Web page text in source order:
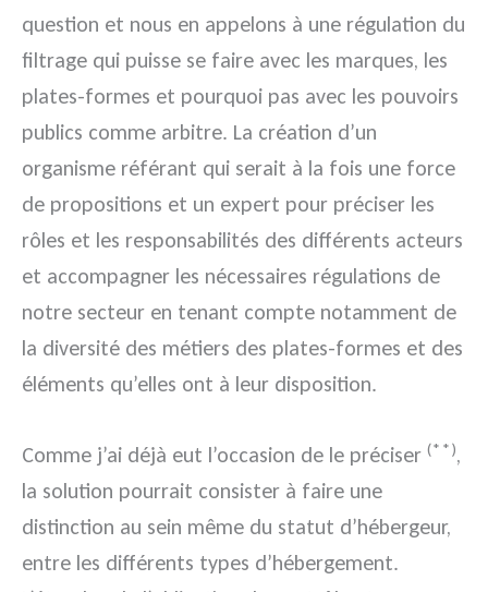
question et nous en appelons à une régulation du
filtrage qui puisse se faire avec les marques, les
plates-formes et pourquoi pas avec les pouvoirs
publics comme arbitre. La création d’un
organisme référant qui serait à la fois une force
de propositions et un expert pour préciser les
rôles et les responsabilités des différents acteurs
et accompagner les nécessaires régulations de
notre secteur en tenant compte notamment de
la diversité des métiers des plates-formes et des
éléments qu’elles ont à leur disposition.
Comme j’ai déjà eut l’occasion de le préciser (**),
la solution pourrait consister à faire une
distinction au sein même du statut d’hébergeur,
entre les différents types d’hébergement.